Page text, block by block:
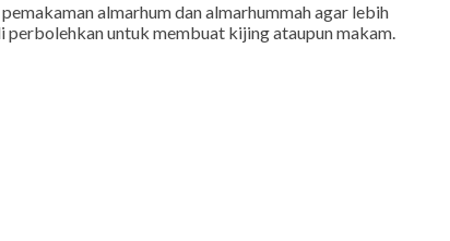
almarhum dan almarhummah agar lebih
untuk membuat kijing ataupun makam.